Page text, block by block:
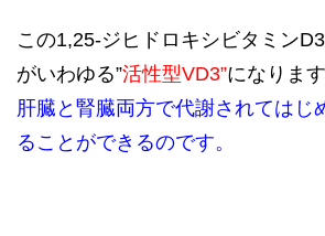
この1,25-ジヒドロキシビタミン
がいわゆる”活性型VD3”になりま
肝臓と腎臓両方で代謝されてはじ
ることができるのです。